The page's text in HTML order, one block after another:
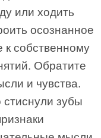
или ходить
осознанное
собственному
Обратите
и чувства.
зубы